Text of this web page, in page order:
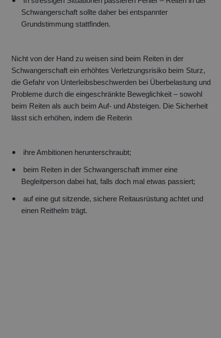
Schwangerschaft sollte daher bei entspannter
Grundstimmung stattfinden.
Nicht von der Hand zu weisen sind beim Reiten in der
Schwangerschaft ein erhöhtes Verletzungsrisiko beim Sturz,
die Gefahr von Unterleibsbeschwerden bei Überbelastung und
Probleme durch die eingeschränkte Beweglichkeit – sowohl
beim Reiten als auch beim Auf- und Absteigen. Die Sicherheit
lässt sich erhöhen, indem die Reiterin
ihre Ambitionen herunterschraubt;
beim Reiten in der Schwangerschaft immer eine
Begleitperson dabei hat, falls doch mal etwas passiert;
auf eine gut sitzende, sichere Reitausrüstung achtet und
einen Reithelm trägt.